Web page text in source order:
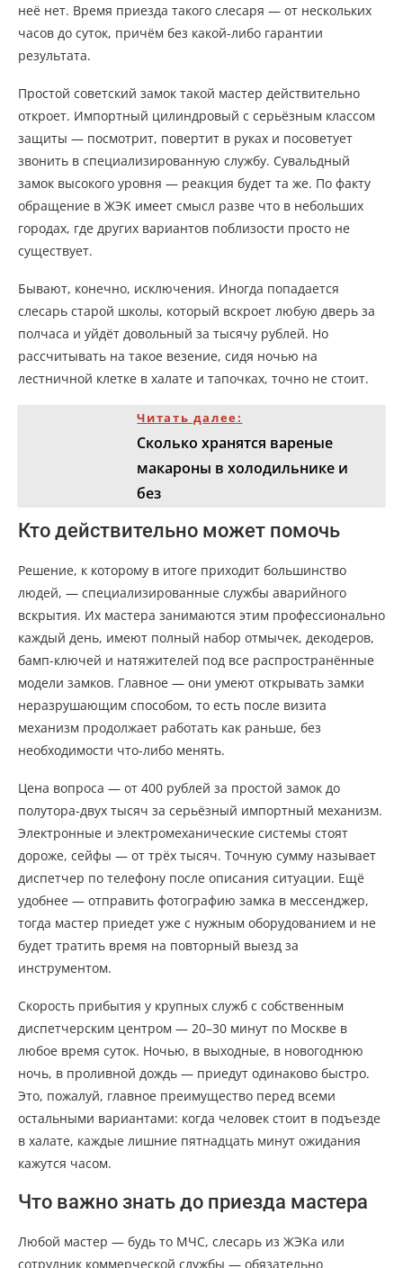
неё нет. Время приезда такого слесаря — от нескольких
часов до суток, причём без какой-либо гарантии
результата.
Простой советский замок такой мастер действительно
откроет. Импортный цилиндровый с серьёзным классом
защиты — посмотрит, повертит в руках и посоветует
звонить в специализированную службу. Сувальдный
замок высокого уровня — реакция будет та же. По факту
обращение в ЖЭК имеет смысл разве что в небольших
городах, где других вариантов поблизости просто не
существует.
Бывают, конечно, исключения. Иногда попадается
слесарь старой школы, который вскроет любую дверь за
полчаса и уйдёт довольный за тысячу рублей. Но
рассчитывать на такое везение, сидя ночью на
лестничной клетке в халате и тапочках, точно не стоит.
Читать далее:
Сколько хранятся вареные
макароны в холодильнике и
без
Кто действительно может помочь
Решение, к которому в итоге приходит большинство
людей, — специализированные службы аварийного
вскрытия. Их мастера занимаются этим профессионально
каждый день, имеют полный набор отмычек, декодеров,
бамп-ключей и натяжителей под все распространённые
модели замков. Главное — они умеют открывать замки
неразрушающим способом, то есть после визита
механизм продолжает работать как раньше, без
необходимости что-либо менять.
Цена вопроса — от 400 рублей за простой замок до
полутора-двух тысяч за серьёзный импортный механизм.
Электронные и электромеханические системы стоят
дороже, сейфы — от трёх тысяч. Точную сумму называет
диспетчер по телефону после описания ситуации. Ещё
удобнее — отправить фотографию замка в мессенджер,
тогда мастер приедет уже с нужным оборудованием и не
будет тратить время на повторный выезд за
инструментом.
Скорость прибытия у крупных служб с собственным
диспетчерским центром — 20–30 минут по Москве в
любое время суток. Ночью, в выходные, в новогоднюю
ночь, в проливной дождь — приедут одинаково быстро.
Это, пожалуй, главное преимущество перед всеми
остальными вариантами: когда человек стоит в подъезде
в халате, каждые лишние пятнадцать минут ожидания
кажутся часом.
Что важно знать до приезда мастера
Любой мастер — будь то МЧС, слесарь из ЖЭКа или
сотрудник коммерческой службы — обязательно